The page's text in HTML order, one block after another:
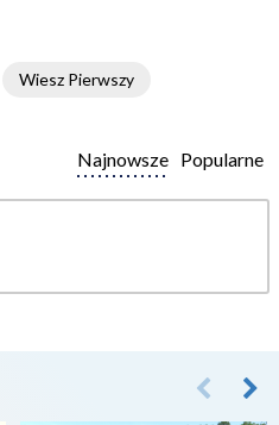
Wiesz Pierwszy
Popularne
Najnowsze